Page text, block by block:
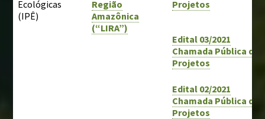
Ecológicas
(IPÊ)
Região
Amazônica
(“LIRA”)
Projetos
Edital 03/2021
Chamada Pública de
Projetos
Edital 02/2021
Chamada Pública de
Projetos